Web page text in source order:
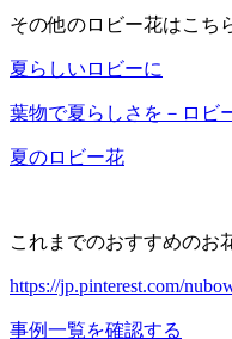
その他のロビー花はこち
夏らしいロビーに
葉物で夏らしさを－ロビ
夏のロビー花
これまでのおすすめの
https://jp.pinterest.com/
事例一覧を確認する